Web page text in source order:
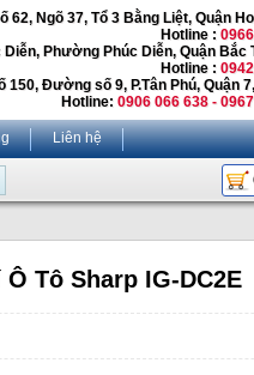
62, Ngõ 37, Tổ 3 Bằng Liệt, Quận
Hotline :
Phường Phúc Diễn, Quận Bắc
Hotline :
150, Đường số 9, P.Tân Phú, Quận
Hotline: 0906 066 638 -
Liên hệ
Tô Sharp IG-DC2E